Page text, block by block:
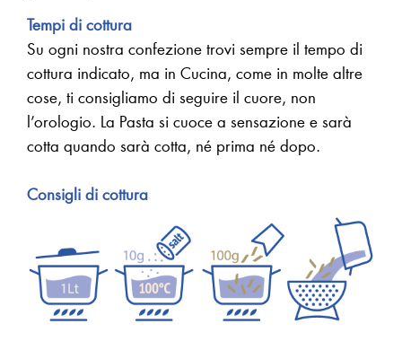
Tempi di cottura
Su ogni nostra confezione trovi sempre il tempo di
cottura indicato, ma in Cucina, come in molte altre
cose, ti consigliamo di seguire il cuore, non
l’orologio. La Pasta si cuoce a sensazione e sarà
cotta quando sarà cotta, né prima né dopo.
Consigli di cottura